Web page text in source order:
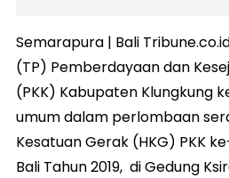
Semarapura | Bali
(TP) Pemberdayaan dan
(PKK) Kabupaten Klungkung
umum dalam perlombaan
Kesatuan Gerak (HKG) PKK
Bali Tahun 2019, di Gedung